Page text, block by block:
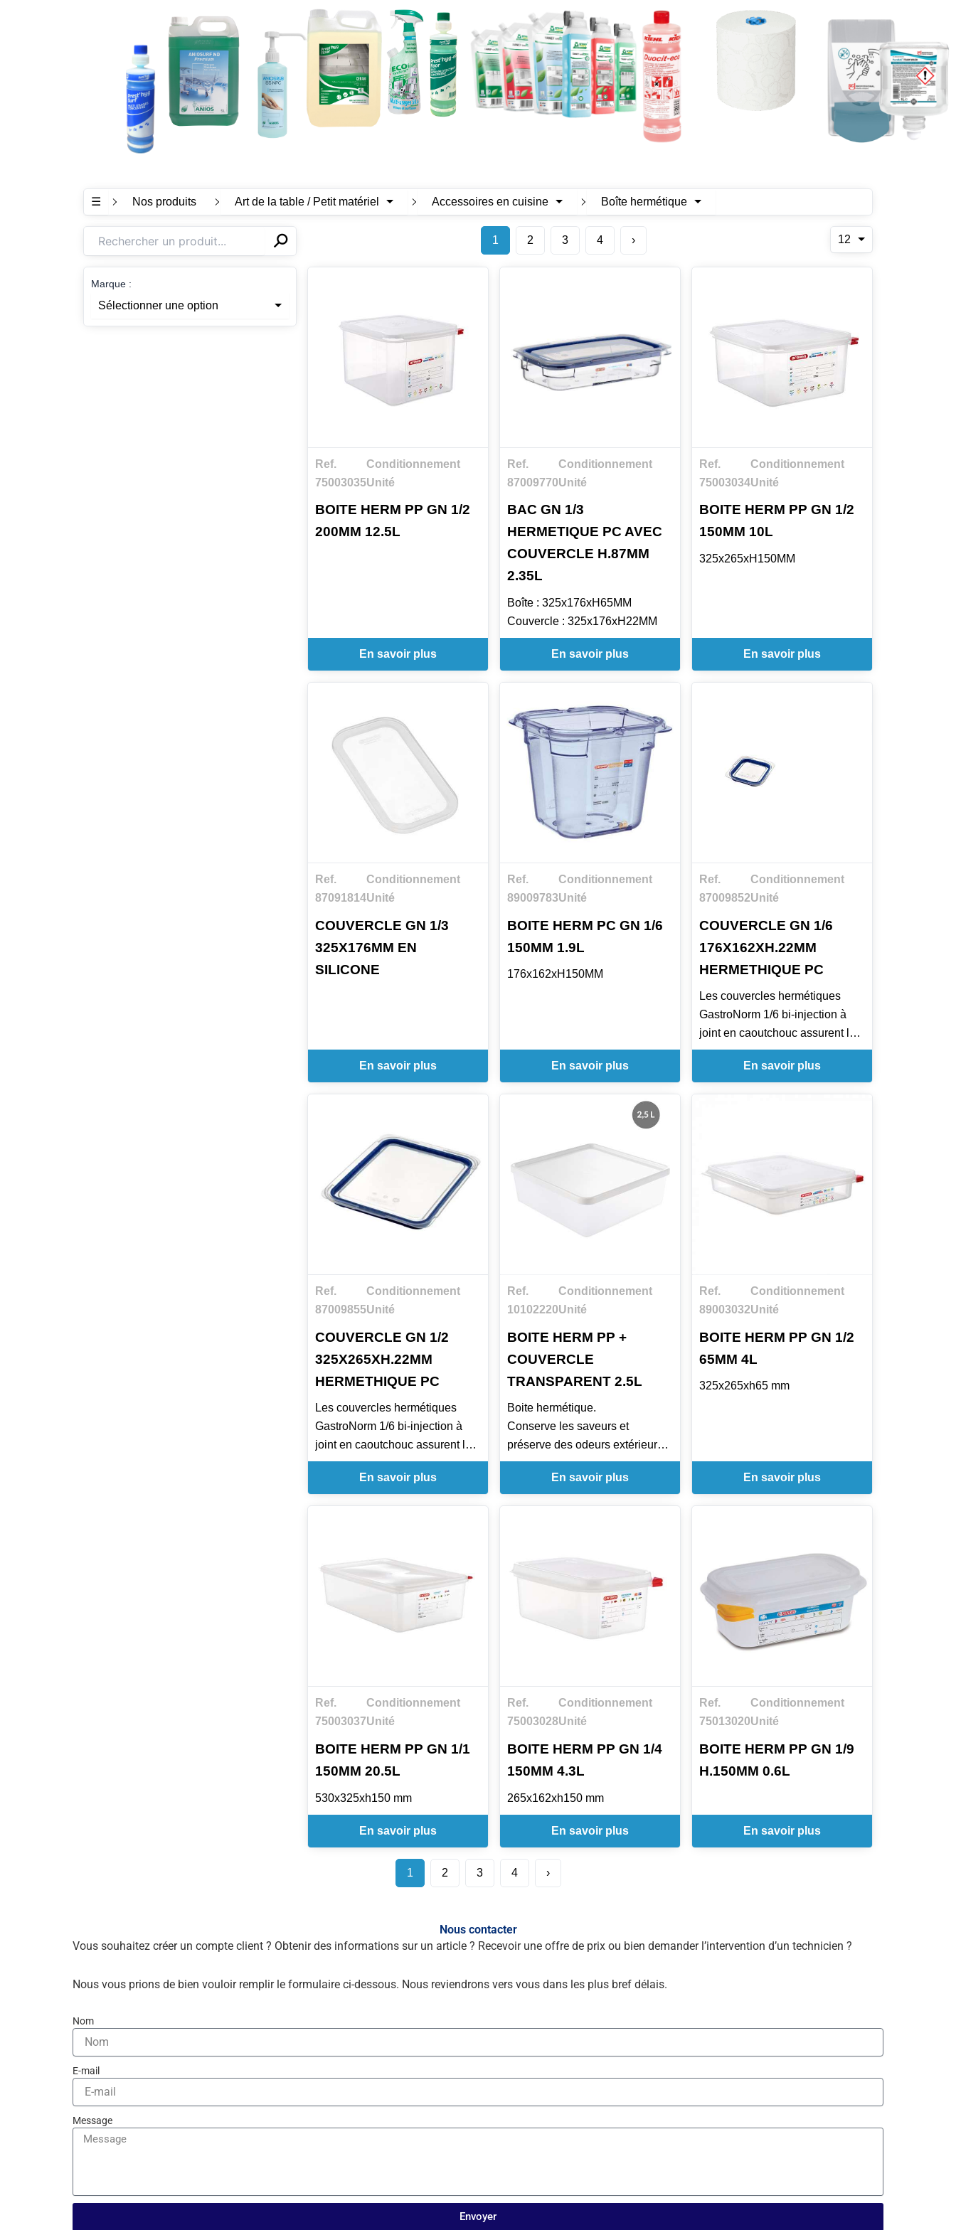
☰ Nos produits Art de la table / Petit matériel Accessoires en cuisine Boîte hermétique
✕⚲ 1 2 3 4 › 12
Marque :
Sélectionner une option
Ref.
75003035
Conditionnement
Unité
BOITE HERM PP GN 1/2
200MM 12.5L
En savoir plus
Ref.
87009770
Conditionnement
Unité
BAC GN 1/3
HERMETIQUE PC AVEC
COUVERCLE H.87MM
2.35L
Boîte : 325x176xH65MM
Couvercle : 325x176xH22MM
En savoir plus
Ref.
75003034
Conditionnement
Unité
BOITE HERM PP GN 1/2
150MM 10L
325x265xH150MM
En savoir plus
Ref.
87091814
Conditionnement
Unité
COUVERCLE GN 1/3
325X176MM EN
SILICONE
En savoir plus
Ref.
89009783
Conditionnement
Unité
BOITE HERM PC GN 1/6
150MM 1.9L
176x162xH150MM
En savoir plus
Ref.
87009852
Conditionnement
Unité
COUVERCLE GN 1/6
176X162XH.22MM
HERMETHIQUE PC
Les couvercles hermétiques
GastroNorm 1/6 bi-injection à
joint en caoutchouc assurent la
protection maximum des
denrées alimentaires y compris
En savoir plus
Ref.
87009855
Conditionnement
Unité
COUVERCLE GN 1/2
325X265XH.22MM
HERMETHIQUE PC
Les couvercles hermétiques
GastroNorm 1/6 bi-injection à
joint en caoutchouc assurent la
protection maximum des
denrées alimentaires y compris
En savoir plus
Ref.
10102220
Conditionnement
Unité
BOITE HERM PP +
COUVERCLE
TRANSPARENT 2.5L
Boite hermétique.
Conserve les saveurs et
préserve des odeurs extérieures.
Laisse le contenu visible et
reconnaissable.En savoir plus
Ref.
89003032
Conditionnement
Unité
BOITE HERM PP GN 1/2
65MM 4L
325x265xh65 mm
En savoir plus
Ref.
75003037
Conditionnement
Unité
BOITE HERM PP GN 1/1
150MM 20.5L
530x325xh150 mm
En savoir plus
Ref.
75003028
Conditionnement
Unité
BOITE HERM PP GN 1/4
150MM 4.3L
265x162xh150 mm
En savoir plus
Ref.
75013020
Conditionnement
Unité
BOITE HERM PP GN 1/9
H.150MM 0.6L
En savoir plus
1 2 3 4 ›
Nous contacter
Vous souhaitez créer un compte client ? Obtenir des informations sur un article ? Recevoir une offre de prix ou bien demander l’intervention d’un technicien ?
Nous vous prions de bien vouloir remplir le formulaire ci-dessous. Nous reviendrons vers vous dans les plus bref délais.
Nom
E-mail
Message
Envoyer